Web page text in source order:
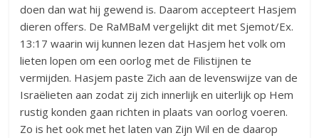
doen dan wat hij gewend is. Daarom accepteert Hasjem
dieren offers. De RaMBaM vergelijkt dit met Sjemot/Ex.
13:17 waarin wij kunnen lezen dat Hasjem het volk om
lieten lopen om een oorlog met de Filistijnen te
vermijden. Hasjem paste Zich aan de levenswijze van de
Israëlieten aan zodat zij zich innerlijk en uiterlijk op Hem
rustig konden gaan richten in plaats van oorlog voeren.
Zo is het ook met het laten van Zijn Wil en de daarop